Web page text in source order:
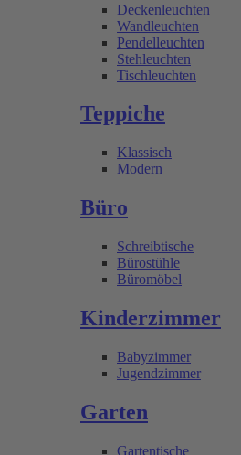
Deckenleuchten
Wandleuchten
Pendelleuchten
Stehleuchten
Tischleuchten
Teppiche
Klassisch
Modern
Büro
Schreibtische
Bürostühle
Büromöbel
Kinderzimmer
Babyzimmer
Jugendzimmer
Garten
Gartentische